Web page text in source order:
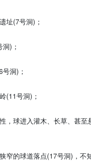
址(7号洞)；
)；
洞)；
(11号洞)；
，球进入灌木、长草、甚至
窄的球道落点(17号洞)，不